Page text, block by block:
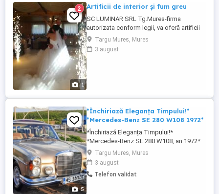
1
2 Artificii de interior și fum greu
SC LUMINAR SRL Tg.Mures-firma
autorizata conform legii, va oferă artificii
de interior ?i fum greu - gheata carbonica
pentru dansul mirilor-detalii tel.
0740137410
Targu Mures, Mures
3 august
5
*Închiriază Eleganța Timpului!*
*Mercedes-Benz SE 280 W108 1972*
*Închiriază Eleganța Timpului!*
*Mercedes-Benz SE 280 W108, an 1972*
Pentru momente care merită să rămână
veșnice!!! Vrei ca evenimentul tău special
să fie cu adevărat memorabil? Alege
rafinamentul unei epoci de aur cu acest
Targu Mures, Mures
3 august
Telefon validat